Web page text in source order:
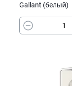
Gallant (белый)